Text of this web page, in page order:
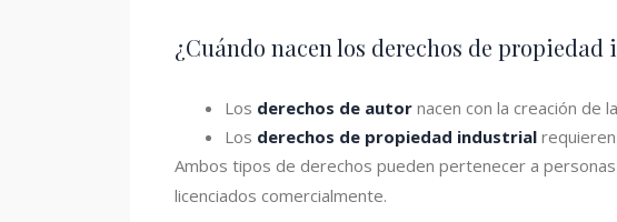
¿Cuándo nacen los derechos de propiedad
Los derechos de autor nacen con la creación de
Los derechos de propiedad industrial
Ambos tipos de derechos pueden pertenecer a
licenciados comercialmente.